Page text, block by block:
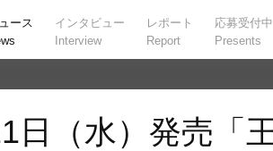
ース
インタビュー
Interview
レポート
Report
応募受付中
Presents
日（水）発売「